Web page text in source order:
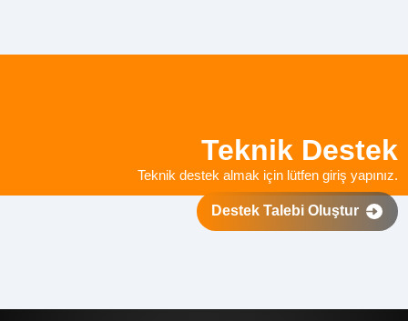
Teknik Destek
Teknik destek almak için lütfen giriş yapınız.
Destek Talebi Oluştur